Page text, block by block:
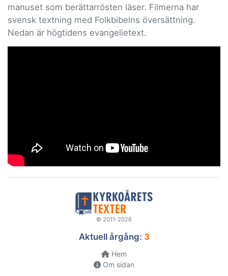
manuset som berättarrösten läser. Filmerna har
svensk textning med Folkbibelns översättning.
Nedan är högtidens evangelietext.
© 2011-2026
Aktuell årgång: 3
Hem
Om sidan